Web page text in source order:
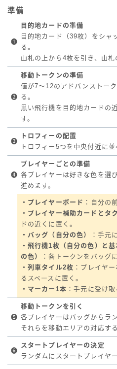
準備
❶
目的地カードの準備
目的地カード（39枚）をシャ
る。
山札の上から4枚を引き、山札
❷
移動トークンの準備
値が7～12のアドバンストー
る。
黒い飛行機を目的地カードの
す。
❸
トロフィーの配置
トロフィー5つを中央付近に
❹
プレイヤーごとの準備
各プレイヤーは好きな色を選
進めます。
・プレイヤーボード ：自分の
・プレイヤー補助カードとタ
ドの近くに置く。
・バッグ（自分の色）
：手元
・飛行機1枚（自分の色）と
の色）
：各トークンをバッグ
・列車タイル2枚 ：プレイヤ
るスペースに置く。
・マーカー1本 ：手元に受け取
❺
移動トークンを引く
各プレイヤーはバッグからラ
それらを移動エリアの対応す
❻
スタートプレイヤーの決定
ランダムにスタートプレイヤ